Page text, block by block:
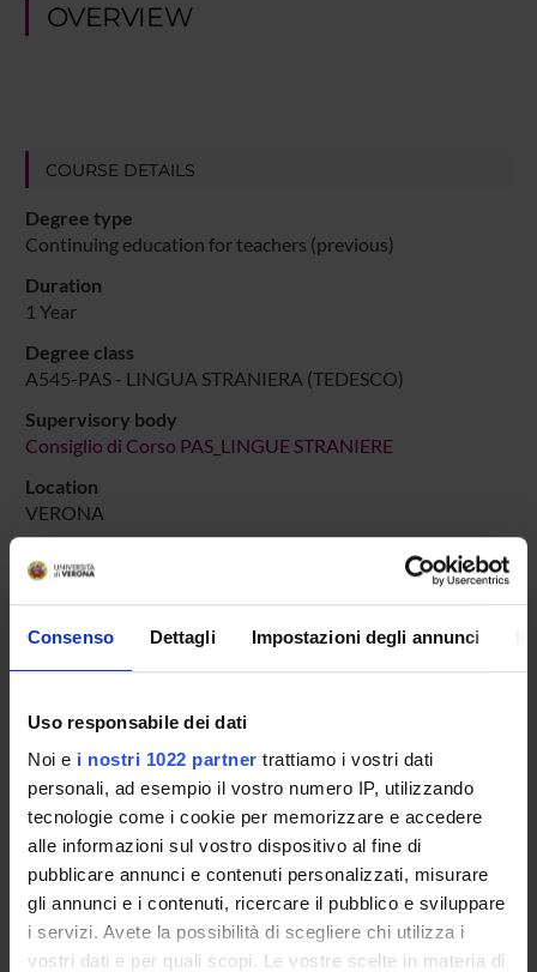
Consenso Dettagli Impostazioni degli annunci
Uso responsabile dei dati
Noi e i nostri 1022 partner trattiamo i vostri dati
personali, ad esempio il vostro numero IP, utilizzando
tecnologie come i cookie per memorizzare e accedere
alle informazioni sul vostro dispositivo al fine di
pubblicare annunci e contenuti personalizzati, misurare
gli annunci e i contenuti, ricercare il pubblico e sviluppare
i servizi. Avete la possibilità di scegliere chi utilizza i
vostri dati e per quali scopi. Le vostre scelte in materia di
OVERVIEW
COURSE DETAILS
Degree type
Continuing education for teachers (previous)
Duration
1 Year
Degree class
A545-PAS - LINGUA STRANIERA (TEDESCO)
Supervisory body
Consiglio di Corso PAS_LINGUE STRANIERE
Location
VERONA
Foreign Languages and Literatures
Humanities
Foreign Languages and Literatures
Overview
Enrolment Policy
Courses
Academic Calendar